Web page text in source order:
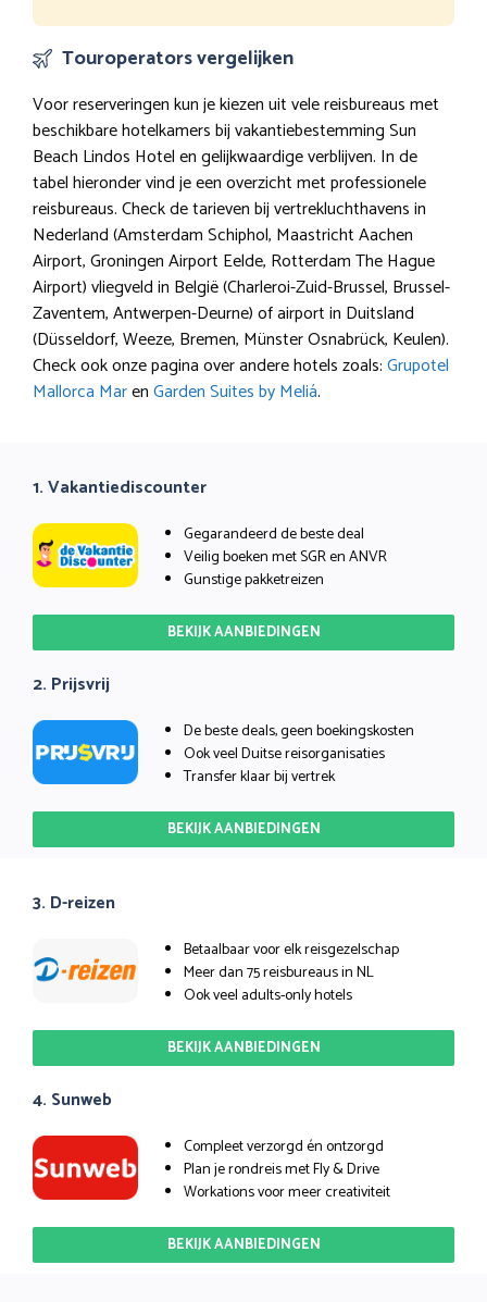
Touroperators vergelijken
Voor reserveringen kun je kiezen uit vele reisbureaus met
beschikbare hotelkamers bij vakantiebestemming Sun
Beach Lindos Hotel en gelijkwaardige verblijven. In de
tabel hieronder vind je een overzicht met professionele
reisbureaus. Check de tarieven bij vertrekluchthavens in
Nederland (Amsterdam Schiphol, Maastricht Aachen
Airport, Groningen Airport Eelde, Rotterdam The Hague
Airport) vliegveld in België (Charleroi-Zuid-Brussel, Brussel-
Zaventem, Antwerpen-Deurne) of airport in Duitsland
(Düsseldorf, Weeze, Bremen, Münster Osnabrück, Keulen).
Check ook onze pagina over andere hotels zoals:Grupotel
Mallorca MarenGarden Suites by Meliá.
1. Vakantiediscounter
Gegarandeerd de beste deal
Veilig boeken met SGR en ANVR
Gunstige pakketreizen
BEKIJK AANBIEDINGEN
2. Prijsvrij
De beste deals, geen boekingskosten
Ook veel Duitse reisorganisaties
Transfer klaar bij vertrek
BEKIJK AANBIEDINGEN
3. D-reizen
Betaalbaar voor elk reisgezelschap
Meer dan 75 reisbureaus in NL
Ook veel adults-only hotels
BEKIJK AANBIEDINGEN
4. Sunweb
Compleet verzorgd én ontzorgd
Plan je rondreis met Fly & Drive
Workations voor meer creativiteit
BEKIJK AANBIEDINGEN